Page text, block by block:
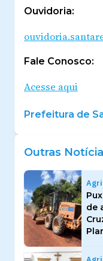
Ouvidoria:
Fale Conosco:
Acesse aqui
Prefeitura de
Outras
de